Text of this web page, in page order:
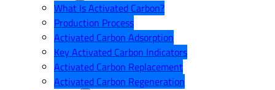
What Is Activated Carbon?
Production Process
Activated Carbon Adsorption
Key Activated Carbon Indicators
Activated Carbon Replacement
Activated Carbon Regeneration